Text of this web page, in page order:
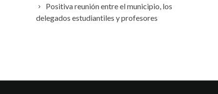
Positiva reunión entre el municipio, los
delegados estudiantiles y profesores